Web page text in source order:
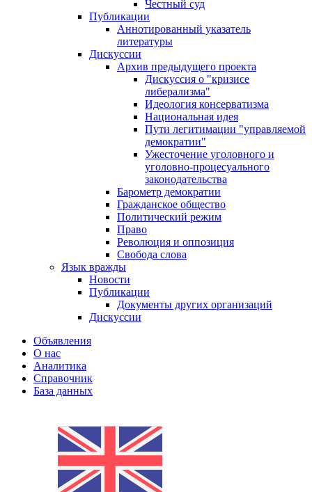
Честный суд
Публикации
Аннотированный указатель
литературы
Дискуссии
Архив предыдущего проекта
Дискуссия о "кризисе
либерализма"
Идеология консерватизма
Национальная идея
Пути легитимации "управляемой
демократии"
Ужесточение уголовного и
уголовно-процесуального
законодательства
Барометр демократии
Гражданское общество
Политический режим
Право
Революция и оппозиция
Свобода слова
Язык вражды
Новости
Публикации
Документы других организаций
Дискуссии
Объявления
О нас
Аналитика
Справочник
База данных